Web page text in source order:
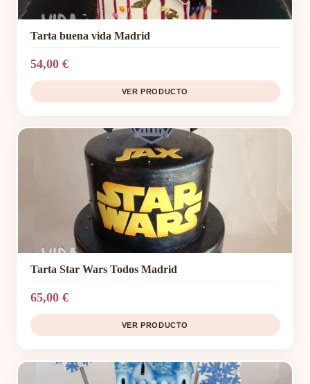
Tarta buena vida Madrid
54,00 €
VER PRODUCTO
Tarta Star Wars Todos Madrid
65,00 €
VER PRODUCTO